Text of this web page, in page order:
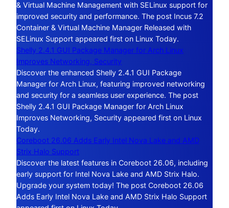
& Virtual Machine Management with SELinux support for
improved security and performance. The post Incus 7.2
Container & Virtual Machine Manager Released with
SELinux Support appeared first on Linux Today.
Shelly 2.4.1 GUI Package Manager for Arch Linux
Improves Networking, Security
Discover the enhanced Shelly 2.4.1 GUI Package
Manager for Arch Linux, featuring improved networking
and security for a seamless user experience. The post
Shelly 2.4.1 GUI Package Manager for Arch Linux
Improves Networking, Security appeared first on Linux
Today.
Coreboot 26.06 Adds Early Intel Nova Lake and AMD
Strix Halo Support
Discover the latest features in Coreboot 26.06, including
early support for Intel Nova Lake and AMD Strix Halo.
Upgrade your system today! The post Coreboot 26.06
Adds Early Intel Nova Lake and AMD Strix Halo Support